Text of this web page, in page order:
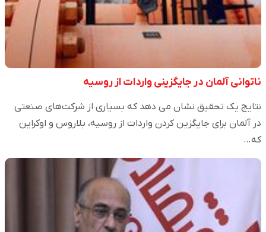
ناتوانی آلمان در جایگزینی واردات از روسیه
نتایج یک تحقیق نشان می دهد که بسیاری از شرکت‌های صنعتی
در آلمان برای جایگزین کردن واردات از روسیه، بلاروس و اوکراین
که…